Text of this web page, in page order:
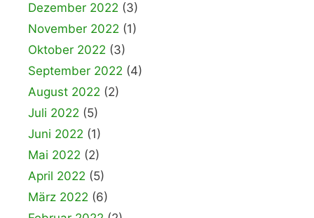
Dezember 2022 (3)
November 2022 (1)
Oktober 2022 (3)
September 2022 (4)
August 2022 (2)
Juli 2022 (5)
Juni 2022 (1)
Mai 2022 (2)
April 2022 (5)
März 2022 (6)